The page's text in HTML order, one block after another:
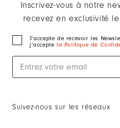
Inscrivez-vous à notre
recevez en exclusivité
J‘accepte de recevoir les
j’accepte la Politique de
Suivez-nous sur les réseaux